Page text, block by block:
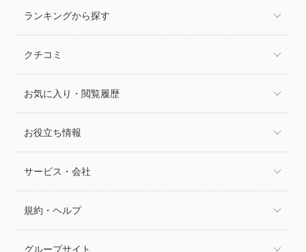
ランキングから探す
クチコミ
お気に入り・閲覧履歴
お役立ち情報
サービス・会社
規約・ヘルプ
グループサイト